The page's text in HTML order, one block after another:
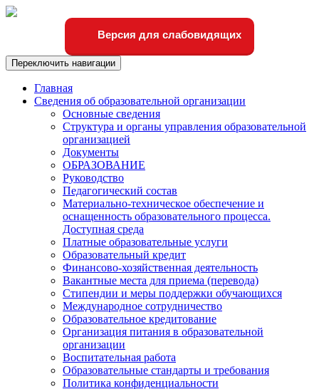
Версия для слабовидящих
Переключить навигации
Главная
Сведения об образовательной организации
Основные сведения
Структура и органы управления образовательной
организацией
Документы
ОБРАЗОВАНИЕ
Руководство
Педагогический состав
Материально-техническое обеспечение и
оснащенность образовательного процесса.
Доступная среда
Платные образовательные услуги
Образовательный кредит
Финансово-хозяйственная деятельность
Вакантные места для приема (перевода)
Стипендии и меры поддержки обучающихся
Международное сотрудничество
Образовательное кредитование
Организация питания в образовательной
организации
Воспитательная работа
Образовательные стандарты и требования
Политика конфиденциальности